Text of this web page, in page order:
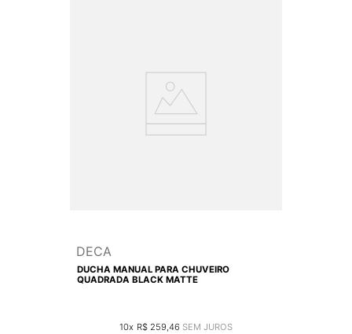
DECA
DUCHA MANUAL PARA CHUVEIRO
QUADRADA BLACK MATTE
10 R$ 259 46